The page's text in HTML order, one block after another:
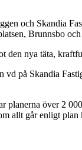
och Skandia
Brunnsbo
den nya täta,
på Skandia
över 2
går enligt